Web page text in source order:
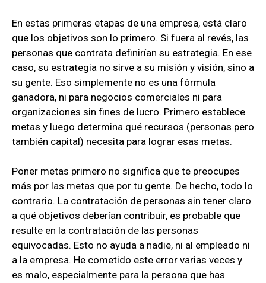
En estas primeras etapas de una empresa, está claro
que los objetivos son lo primero. Si fuera al revés, las
personas que contrata definirían su estrategia. En ese
caso, su estrategia no sirve a su misión y visión, sino a
su gente. Eso simplemente no es una fórmula
ganadora, ni para negocios comerciales ni para
organizaciones sin fines de lucro. Primero establece
metas y luego determina qué recursos (personas pero
también capital) necesita para lograr esas metas.
Poner metas primero no significa que te preocupes
más por las metas que por tu gente. De hecho, todo lo
contrario. La contratación de personas sin tener claro
a qué objetivos deberían contribuir, es probable que
resulte en la contratación de las personas
equivocadas. Esto no ayuda a nadie, ni al empleado ni
a la empresa. He cometido este error varias veces y
es malo, especialmente para la persona que has